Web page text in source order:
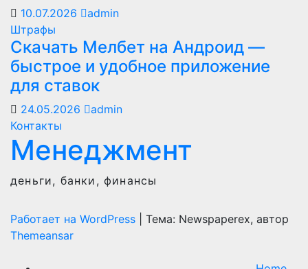
10.07.2026
admin
Штрафы
Скачать Мелбет на Андроид —
быстрое и удобное приложение
для ставок
24.05.2026
admin
Контакты
Менеджмент
деньги, банки, финансы
Работает на WordPress
Тема: Newspaperex, автор
Themeansar